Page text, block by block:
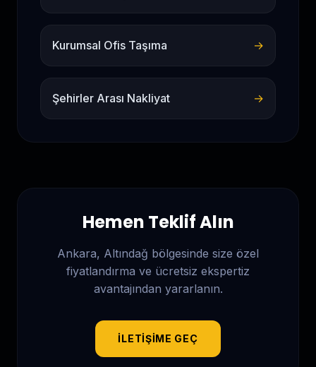
Kurumsal Ofis Taşıma →
Şehirler Arası Nakliyat →
Hemen Teklif Alın
Ankara, Altındağ bölgesinde size özel
fiyatlandırma ve ücretsiz ekspertiz
avantajından yararlanın.
İLETIŞIME GEÇ